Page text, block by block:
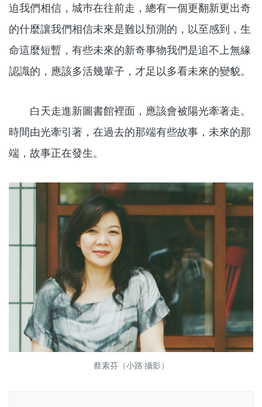
迫我們相信，城巿在往前走，總有一個更翻新更出奇
的什麼讓我們相信未來是難以預測的，以至感到，生
命這麼短暫，有些未來的新奇事物我們是追不上無緣
認識的，應該多活幾輩子，才足以多看未來的變貌。
白天走進新圖書館裡面，應該會被陽光牽著走。
時間由光牽引著，在過去的那端有些故事，未來的那
端，故事正在發生。
蔡素芬（小路·攝影）